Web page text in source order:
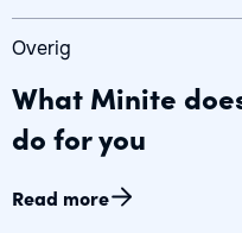
Overig
What Minite
do for you
Read more